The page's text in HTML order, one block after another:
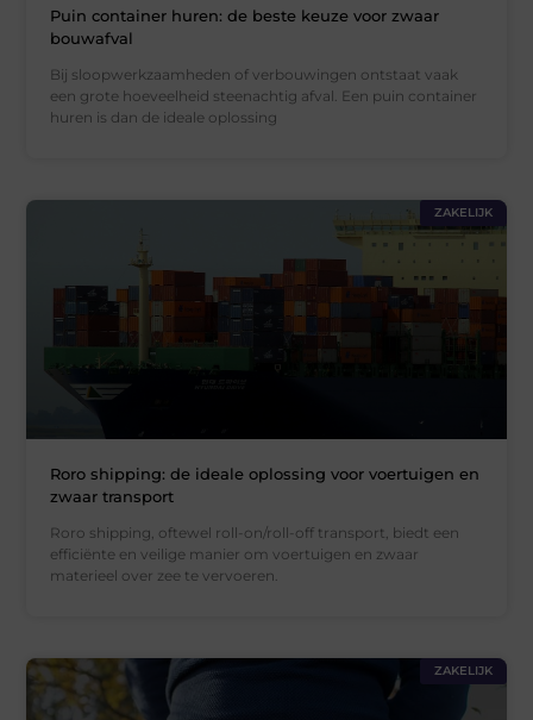
Puin container huren: de beste keuze voor zwaar
bouwafval
Bij sloopwerkzaamheden of verbouwingen ontstaat vaak
een grote hoeveelheid steenachtig afval. Een puin container
huren is dan de ideale oplossing
ZAKELIJK
Roro shipping: de ideale oplossing voor voertuigen en
zwaar transport
Roro shipping, oftewel roll-on/roll-off transport, biedt een
efficiënte en veilige manier om voertuigen en zwaar
materieel over zee te vervoeren.
ZAKELIJK